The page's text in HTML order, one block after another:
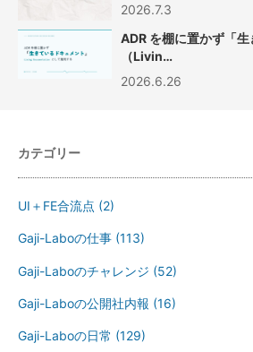
2026.7.3
ADR を棚に置かず「
（Livin…
2026.6.26
カテゴリー
UI＋FE合流点 (2)
Gaji-Laboの仕事 (113)
Gaji-Laboのチャレンジ (52)
Gaji-Laboの公開社内報 (16)
Gaji-Laboの日常 (129)